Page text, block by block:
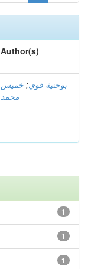
Author(s)
بوحنية قوي; خميس
محمد
1
1
1